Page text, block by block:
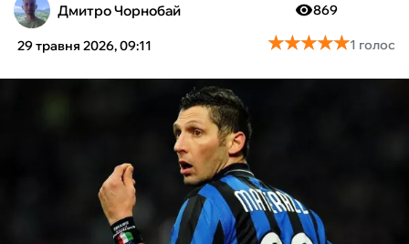
ТЕНІС
КІБЕРСПОРТ
Дмитро Чорнобай
29 травня 2026, 09:11
869
★★★★★
★★★★★1 голос